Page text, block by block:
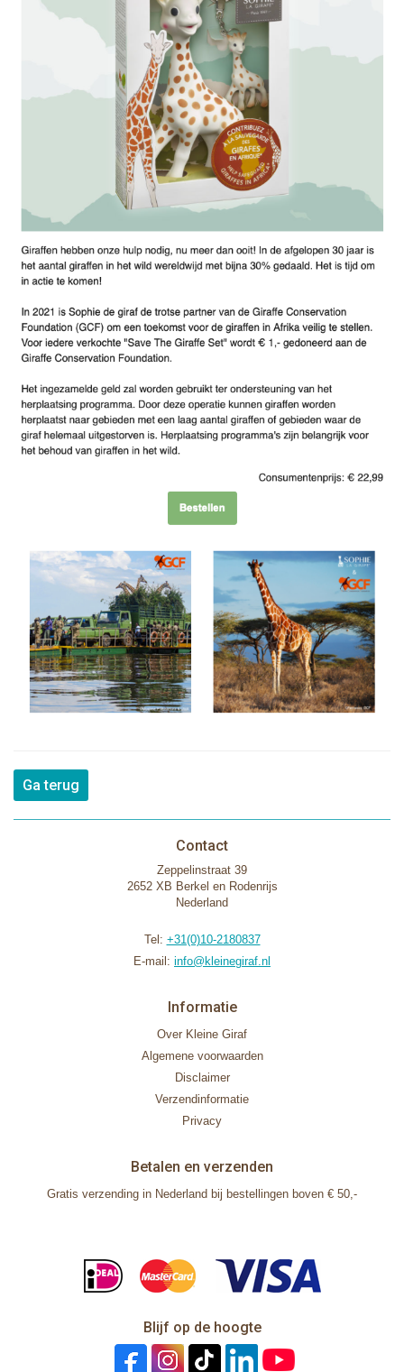
Ga terug
Contact
Zeppelinstraat 39
2652 XB Berkel en Rodenrijs
Nederland
Tel: +31(0)10-2180837
E-mail: info@kleinegiraf.nl
Informatie
Over Kleine Giraf
Algemene voorwaarden
Disclaimer
Verzendinformatie
Privacy
Betalen en verzenden
Gratis verzending in Nederland bij bestellingen boven € 50,-
Blijf op de hoogte